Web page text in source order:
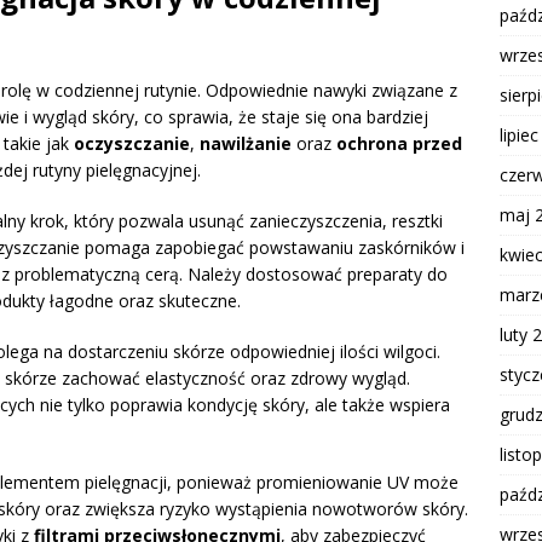
w codziennej rutynie. Odpowiednie nawyki związane z
i wygląd skóry, co sprawia, że staje się ona bardziej
takie jak oczyszczanie, nawilżanie oraz ochrona przed
rutyny pielęgnacyjnej.
krok, który pozwala usunąć zanieczyszczenia, resztki
pomaga zapobiegać powstawaniu zaskórników i
problematyczną cerą. Należy dostosować preparaty do
łagodne oraz skuteczne.
na dostarczeniu skórze odpowiedniej ilości wilgoci.
zachować elastyczność oraz zdrowy wygląd.
nie tylko poprawia kondycję skóry, ale także wspiera
pielęgnacji, ponieważ promieniowanie UV może
oraz zwiększa ryzyko wystąpienia nowotworów skóry.
z filtrami przeciwsłonecznymi, aby zabezpieczyć
maj
luty